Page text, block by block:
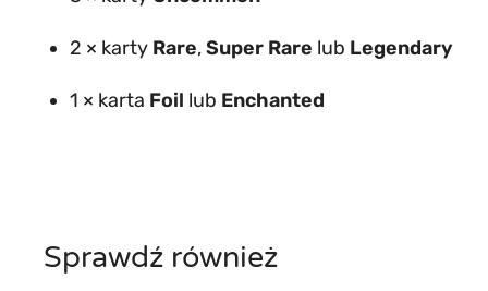
2 × karty Rare,Super Rare lub Legendary
1 × karta Foil lub Enchanted
Sprawdź również